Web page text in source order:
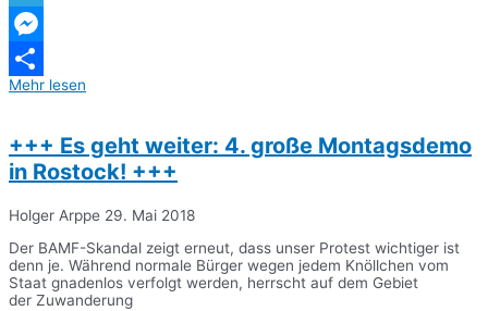
Telegram
Messenger
Teilen
Mehr lesen
+++ Es geht weiter: 4. große Montagsdemo
in Rostock! +++
Holger Arppe 29. Mai 2018
Der BAMF-Skandal zeigt erneut, dass unser Protest wichtiger ist
denn je. Während normale Bürger wegen jedem Knöllchen vom
Staat gnadenlos verfolgt werden, herrscht auf dem Gebiet
der Zuwanderung